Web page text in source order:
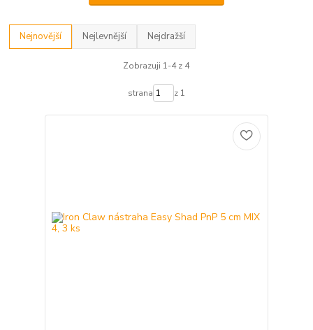
Nejnovější Nejlevnější Nejdražší
Zobrazuji 1-4 z 4
strana z 1